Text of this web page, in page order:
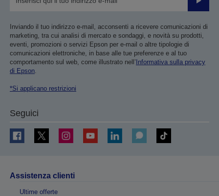
Invia
Inviando il tuo indirizzo e-mail, acconsenti a ricevere comunicazioni di
marketing, tra cui analisi di mercato e sondaggi, e novità su prodotti,
eventi, promozioni o servizi Epson per e-mail o altre tipologie di
comunicazioni elettroniche, in base alle tue preferenze e al tuo
comportamento sul web, come illustrato nell’ Informativa sulla privacy
di Epson.
*Si applicano restrizioni
Seguici
Assistenza clienti
Ultime offerte